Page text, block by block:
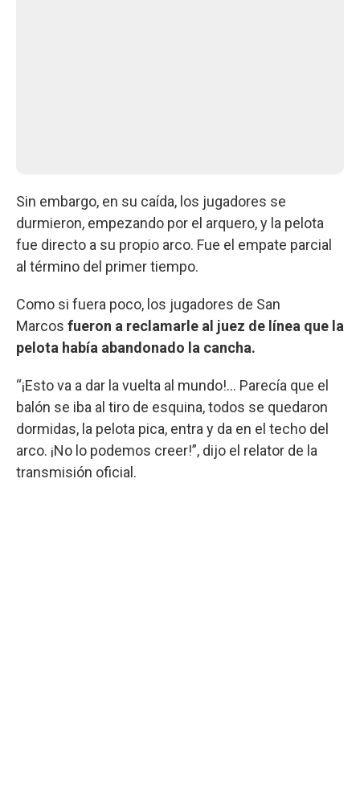
Sin embargo, en su caída, los jugadores se
durmieron, empezando por el arquero, y la pelota
fue directo a su propio arco. Fue el empate parcial
al término del primer tiempo.
Como si fuera poco, los jugadores de San
Marcos fueron a reclamarle al juez de línea que la
pelota había abandonado la cancha.
“¡Esto va a dar la vuelta al mundo!… Parecía que el
balón se iba al tiro de esquina, todos se quedaron
dormidas, la pelota pica, entra y da en el techo del
arco. ¡No lo podemos creer!”, dijo el relator de la
transmisión oficial.